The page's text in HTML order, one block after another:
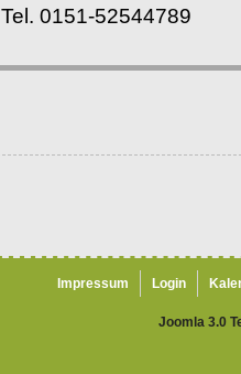
Tel. 0151-52544789
Impressum Login
Joomla 3.0